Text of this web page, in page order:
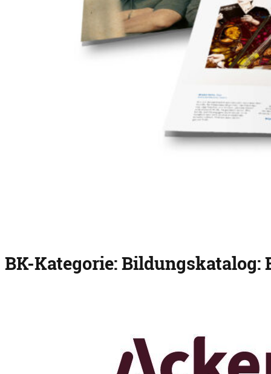
BK-Kategorie:Bildungskatalog: